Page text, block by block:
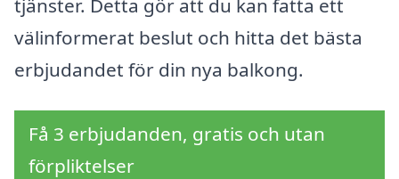
tjänster. Detta gör att du kan fatta ett
välinformerat beslut och hitta det bästa
erbjudandet för din nya balkong.
Få 3 erbjudanden, gratis och utan
förpliktelser